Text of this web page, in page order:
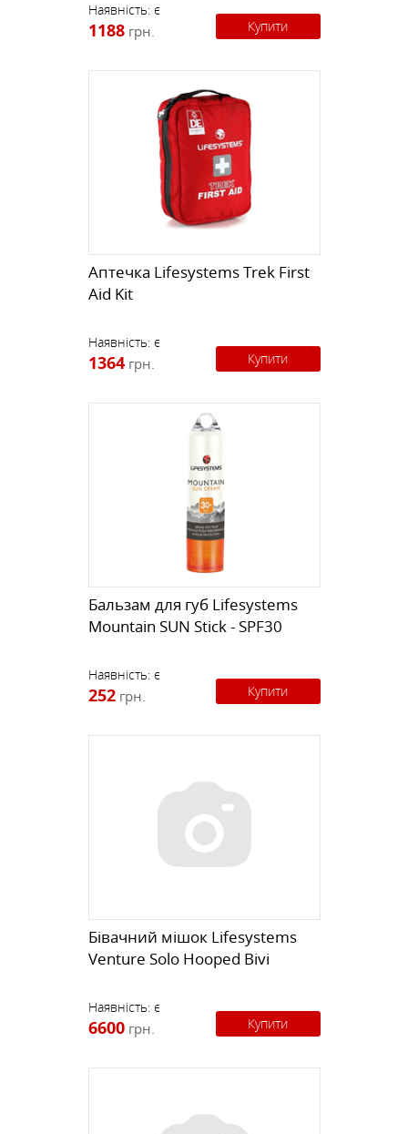
Наявність: є
1188 грн. Купити
Аптечка Lifesystems Trek First
Aid Kit
Наявність: є
1364 грн. Купити
Бальзам для губ Lifesystems
Mountain SUN Stick - SPF30
Наявність: є
252 грн. Купити
Бівачний мішок Lifesystems
Venture Solo Hooped Bivi
Наявність: є
6600 грн. Купити